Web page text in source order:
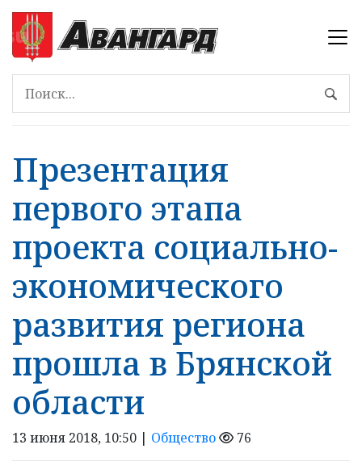
Презентация
первого этапа
проекта социально-
экономического
развития региона
прошла в Брянской
области
13 июня 2018, 10:50 | Общество 76